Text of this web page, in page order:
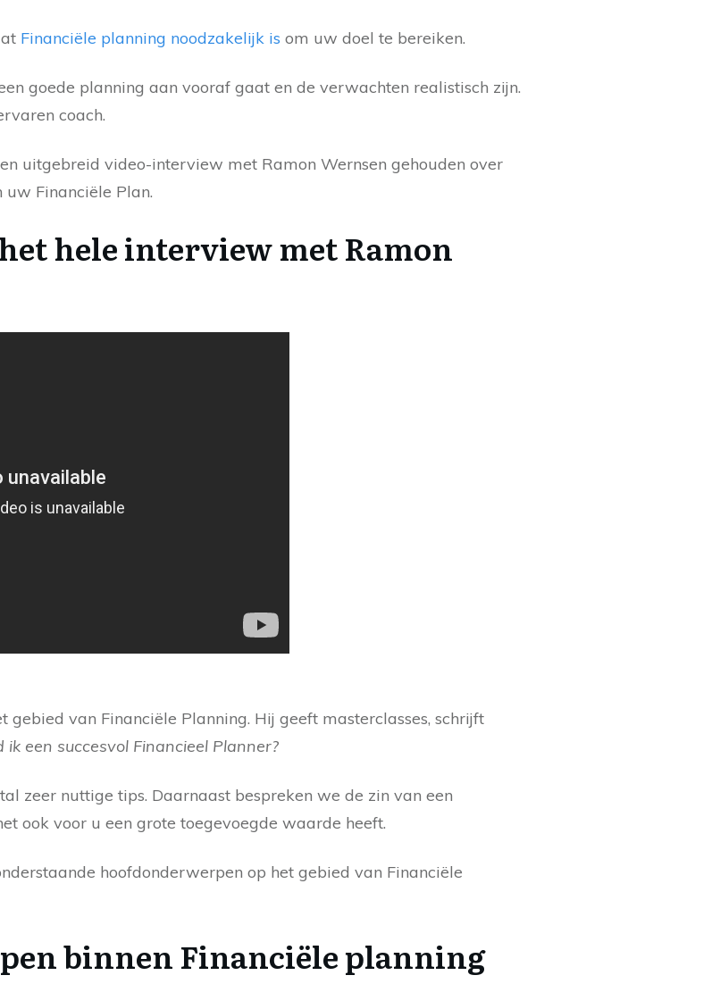
Financiële planning noodzakelijk is om uw doel te bereiken.
goede planning aan vooraf gaat en de verwachten realistisch zijn.
coach.
uitgebreid video-interview met Ramon Wernsen gehouden over
Financiële Plan.
hele interview met Ramon
gebied van Financiële Planning. Hij geeft masterclasses, schrijft
ik een succesvol Financieel Planner?
zeer nuttige tips. Daarnaast bespreken we de zin van een
ook voor u een grote toegevoegde waarde heeft.
hoofdonderwerpen op het gebied van Financiële
binnen Financiële planning